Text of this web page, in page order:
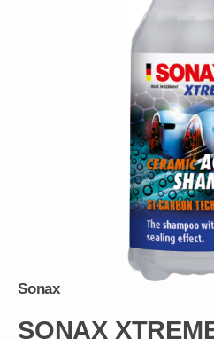
Sonax
SONAX